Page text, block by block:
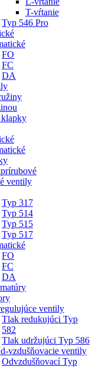
T-vŕtanie
Typ 546 Pro
FO
FC
DA
klapky
ventily
Typ 317
Typ 514
Typ 515
Typ 517
FO
FC
DA
ventily
Tlak redukujúci Typ
582
Tlak udržujúci Typ 586
vzdušňovacie ventily
Odvzdušňovací Typ